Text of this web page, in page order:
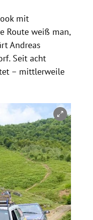
mit
Route weiß man,
Andreas
Seit acht
– mittlerweile